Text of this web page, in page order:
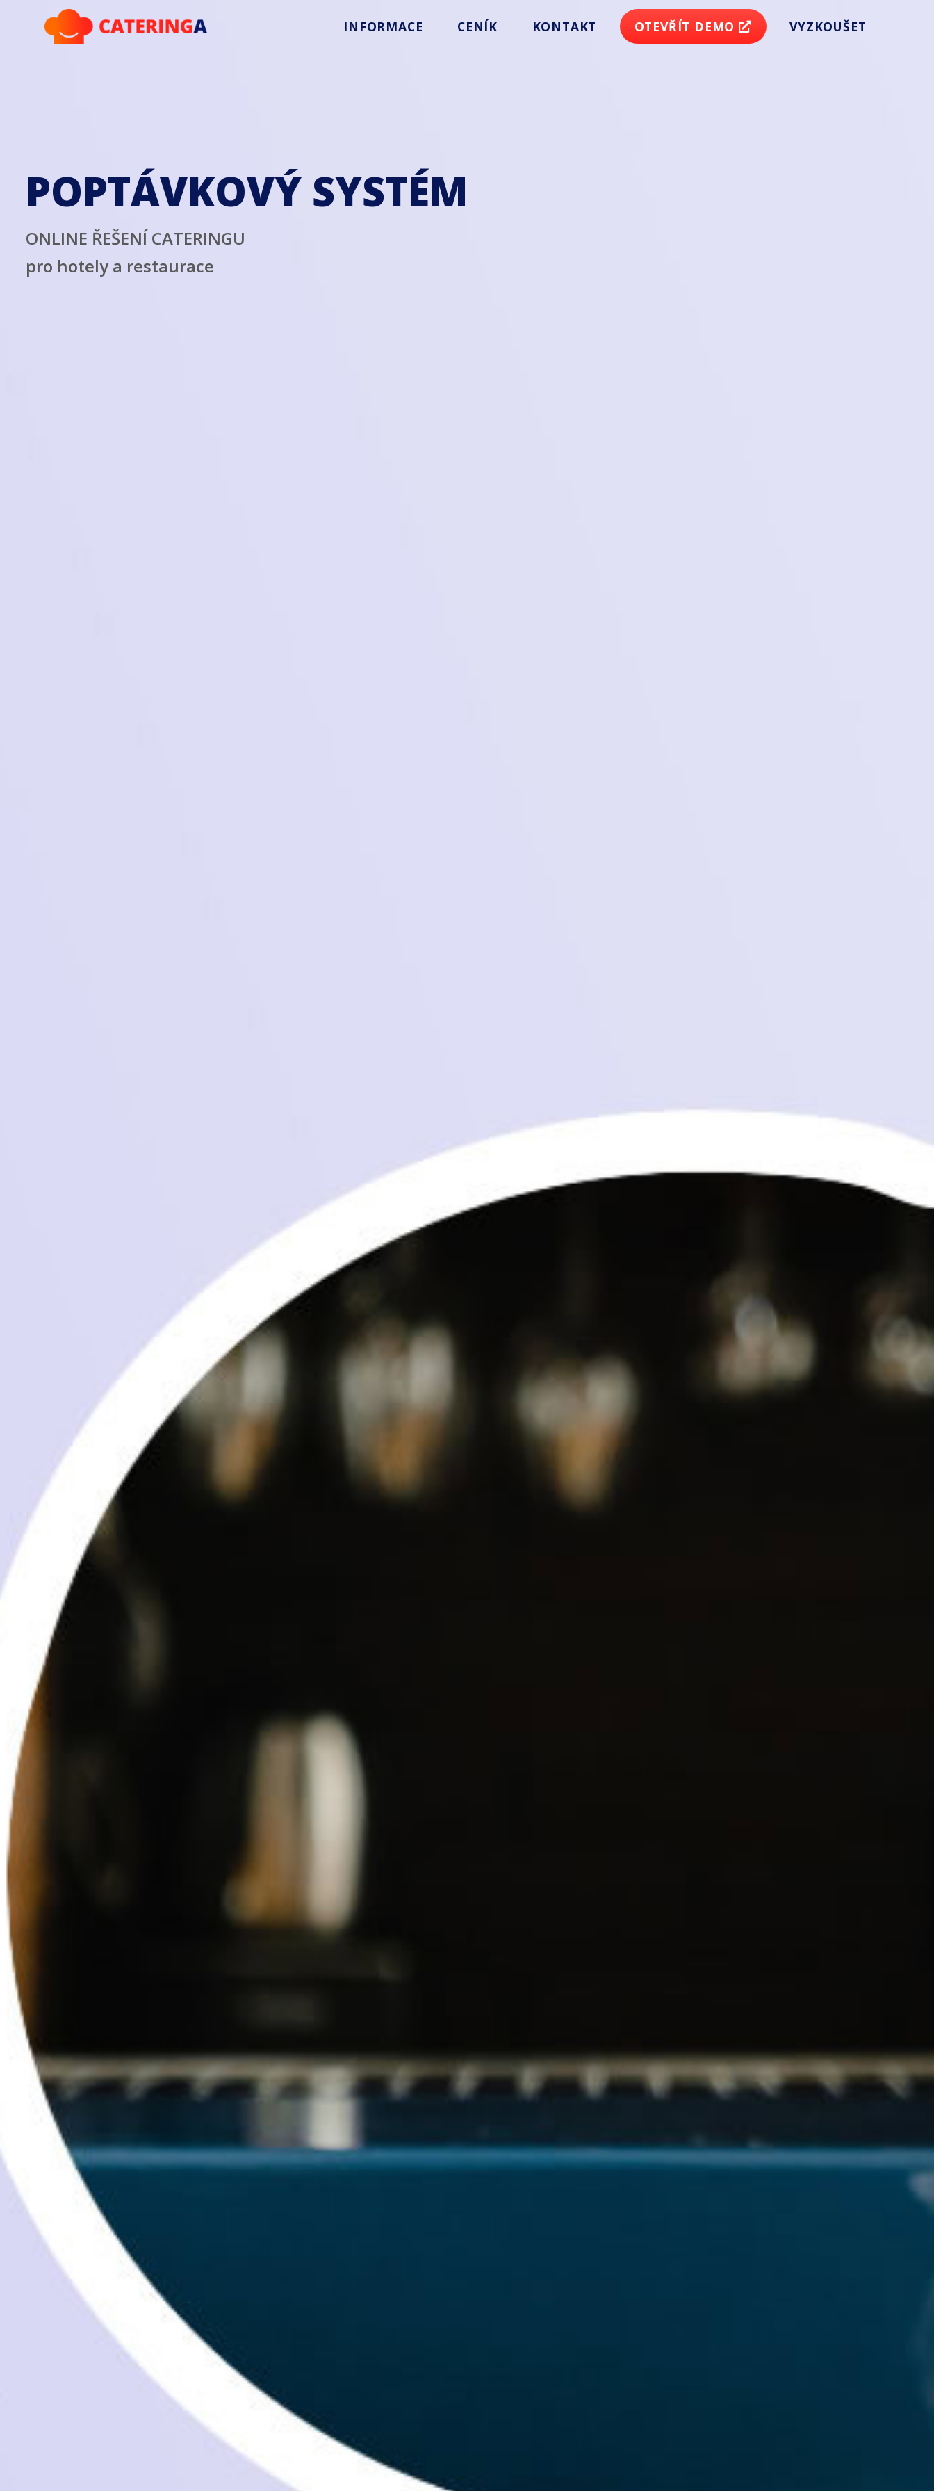
INFORMACE CENÍK KONTAKT OTEVŘÍT DEMO VYZKOUŠET
POPTÁVKOVÝ SYSTÉM
ONLINE ŘEŠENÍ CATERINGU
pro hotely a restaurace